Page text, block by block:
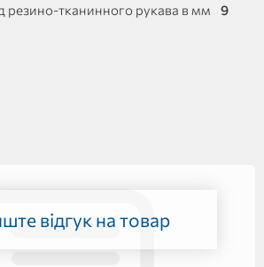
резино-тканинного рукава в мм
9
відгук на товар